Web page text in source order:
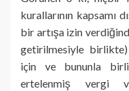
kurallarının kapsamı
bir artışa izin
getirilmesiyle birlikte)
için ve bununla
ertelenmiş vergi